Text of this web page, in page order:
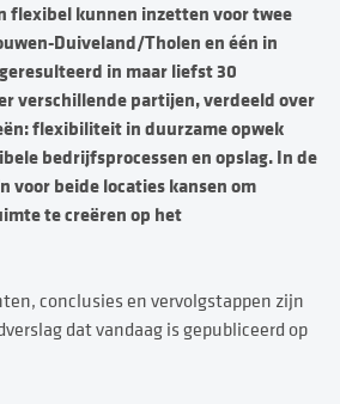
flexibel kunnen inzetten voor twee
Duiveland/Tholen en één in
in maar liefst 30
verschillende partijen, verdeeld over
flexibiliteit in duurzame opwek
bedrijfsprocessen en opslag. In de
voor beide locaties kansen om
te creëren op het
conclusies en vervolgstappen zijn
dat vandaag is gepubliceerd op